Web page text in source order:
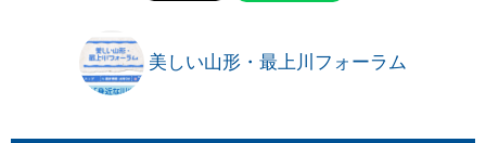
美しい山形・最上川フォーラム